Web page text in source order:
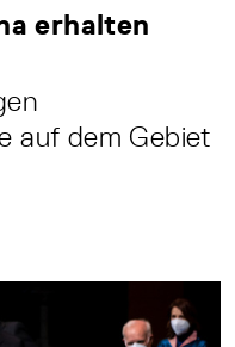
erhalten
auf dem Gebiet